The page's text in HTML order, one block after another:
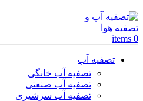
0
items
تصفیه آب
تصفیه آب خانگی
تصفیه آب صنعتی
تصفیه آب سرشیری